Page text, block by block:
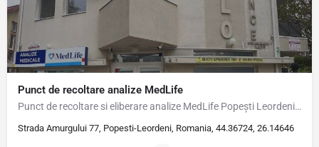
Punct de recoltare analize MedLife
Punct de recoltare si eliberare analize MedLife Popești Leordeni Adresă Str. Amurgului, nr. 77, Popești…
Strada Amurgului 77, Popesti-Leordeni, Romania, 44.36724, 26.14646